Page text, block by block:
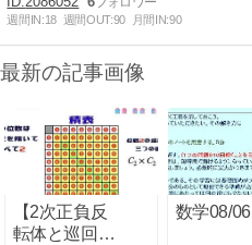
週間IN:18 週間OUT:90 月間IN:90
最新の記事画像
【2次正負反
転体と巡回群
数学08/06